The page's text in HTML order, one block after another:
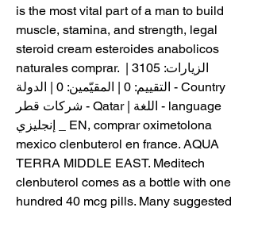
is the most vital part of a man to build
muscle, stamina, and strength, legal
steroid cream esteroides anabolicos
naturales comprar. الزيارات: 3105 |
التقييم: 0 | المقيّمين: 0 | الدولة - Country
شركات قطر - Qatar | اللغة - language
إنجليزي _ EN, comprar oximetolona
mexico clenbuterol en france. AQUA
TERRA MIDDLE EAST. Meditech
clenbuterol comes as a bottle with one
hundred 40 mcg pills. Many suggested